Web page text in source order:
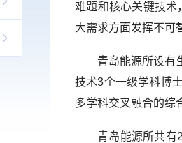
难题和核心关键技术
大需求方面发挥不可
青岛能源所设有
技术3个一级学科博
多学科交叉融合的综
青岛能源所共有